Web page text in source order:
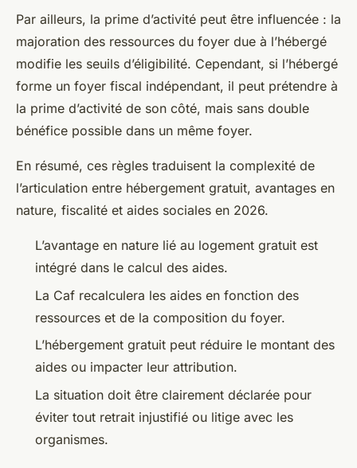
Par ailleurs, la prime d’activité peut être influencée : la
majoration des ressources du foyer due à l’hébergé
modifie les seuils d’éligibilité. Cependant, si l’hébergé
forme un foyer fiscal indépendant, il peut prétendre à
la prime d’activité de son côté, mais sans double
bénéfice possible dans un même foyer.
En résumé, ces règles traduisent la complexité de
l’articulation entre hébergement gratuit, avantages en
nature, fiscalité et aides sociales en 2026.
L’avantage en nature lié au logement gratuit est
intégré dans le calcul des aides.
La Caf recalculera les aides en fonction des
ressources et de la composition du foyer.
L’hébergement gratuit peut réduire le montant des
aides ou impacter leur attribution.
La situation doit être clairement déclarée pour
éviter tout retrait injustifié ou litige avec les
organismes.